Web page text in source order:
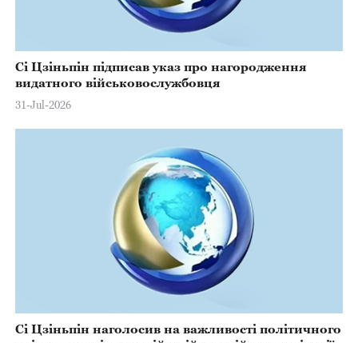
Сі Цзіньпін підписав указ про нагородження
видатного військовослужбовця
31-Jul-2026
Сі Цзіньпін наголосив на важливості політичного